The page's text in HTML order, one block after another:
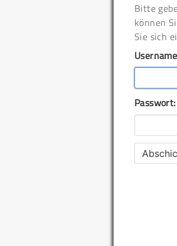
Bitte
können
Sie sich
Passwort: